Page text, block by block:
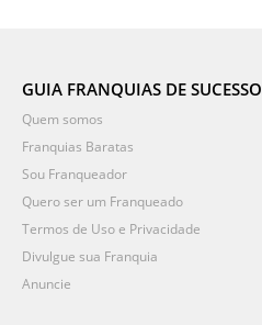
GUIA FRANQUIAS DE SUCESSO
Quem somos
Franquias Baratas
Sou Franqueador
Quero ser um Franqueado
Termos de Uso e Privacidade
Divulgue sua Franquia
Anuncie